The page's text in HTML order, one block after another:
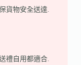
貨物安全送達.
禮自用都適合.